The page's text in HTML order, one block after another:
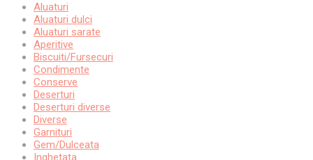
Aluaturi
Aluaturi dulci
Aluaturi sarate
Aperitive
Biscuiti/Fursecuri
Condimente
Conserve
Deserturi
Deserturi diverse
Diverse
Garnituri
Gem/Dulceata
Inghetata